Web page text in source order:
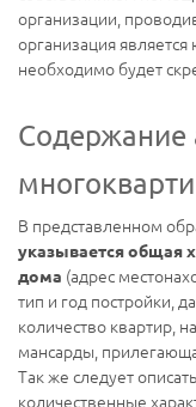
организации,
организация
необходимо будет
Содержание
В представленном
указывается общая
дома (адрес
тип и год постройки,
количество квартир,
мансарды,
Так же следует
количественные